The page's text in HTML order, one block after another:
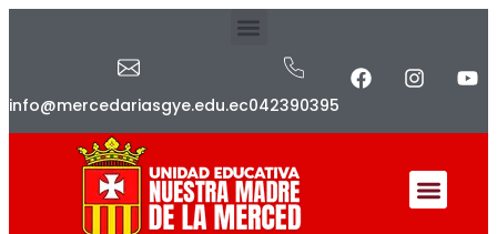
info@mercedariasgye.edu.ec042390395